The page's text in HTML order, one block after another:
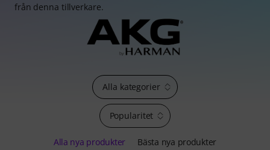
från denna tillverkare.
Popularitet
Alla kategorier
Alla nya produkter Bästa nya produkter